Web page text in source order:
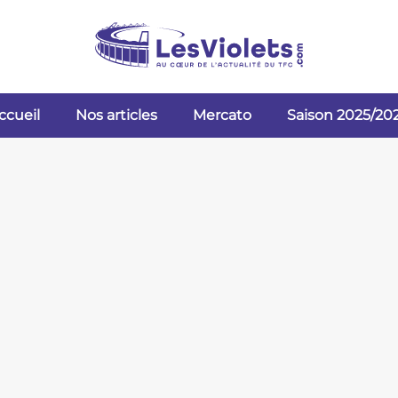
Nos articles Mercato Saison 2025/